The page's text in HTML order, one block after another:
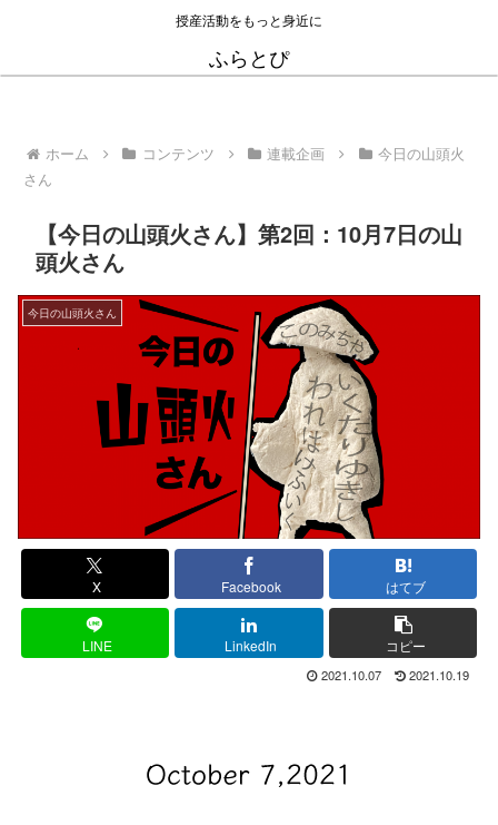
授産活動をもっと身近に
ふらとぴ
ホーム コンテンツ 連載企画
今日の山頭火
さん
【今日の山頭火さん】第2回：10月7日の山
頭火さん
今日の山頭火さん
X Facebook はてブ
LINE LinkedIn コピー
2021.10.07 2021.10.19